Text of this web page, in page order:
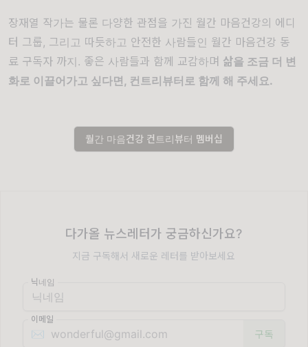
장재열 작가는 물론 다양한 관점을 가진 월간 마음건강의 에디
터 그룹, 그리고 따듯하고 안전한 사람들인 월간 마음건강 동
료 구독자 까지. 좋은 사람들과 함께 교감하며 삶을 조금 더 변
화로 이끌어가고 싶다면, 컨트리뷰터로 함께 해 주세요.
월간 마음건강 컨트리뷰터 멤버십
다가올 뉴스레터가 궁금하신가요?
지금 구독해서 새로운 레터를 받아보세요
닉네임
이메일
✉️